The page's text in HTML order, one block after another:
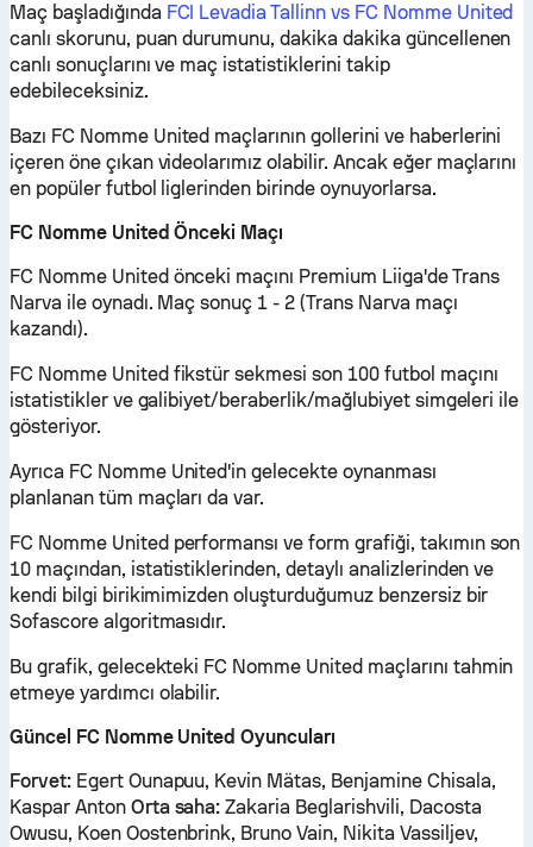
Maç başladığında FCI Levadia Tallinn vs FC Nomme United
canlı skorunu, puan durumunu, dakika dakika güncellenen
canlı sonuçlarını ve maç istatistiklerini takip
edebileceksiniz.
Bazı FC Nomme United maçlarının gollerini ve haberlerini
içeren öne çıkan videolarımız olabilir. Ancak eğer maçlarını
en popüler futbol liglerinden birinde oynuyorlarsa.
FC Nomme United Önceki Maçı
FC Nomme United önceki maçını Premium Liiga'de Trans
Narva ile oynadı. Maç sonuç 1 - 2 (Trans Narva maçı
kazandı).
FC Nomme United fikstür sekmesi son 100 futbol maçını
istatistikler ve galibiyet/beraberlik/mağlubiyet simgeleri ile
gösteriyor.
Ayrıca FC Nomme United'in gelecekte oynanması
planlanan tüm maçları da var.
FC Nomme United performansı ve form grafiği, takımın son
10 maçından, istatistiklerinden, detaylı analizlerinden ve
kendi bilgi birikimimizden oluşturduğumuz benzersiz bir
Sofascore algoritmasıdır.
Bu grafik, gelecekteki FC Nomme United maçlarını tahmin
etmeye yardımcı olabilir.
Güncel FC Nomme United Oyuncuları
Forvet:Egert Ounapuu, Kevin Mätas, Benjamine Chisala,
Kaspar Anton Orta saha: Zakaria Beglarishvili, Dacosta
Owusu, Koen Oostenbrink, Bruno Vain, Nikita Vassiljev,